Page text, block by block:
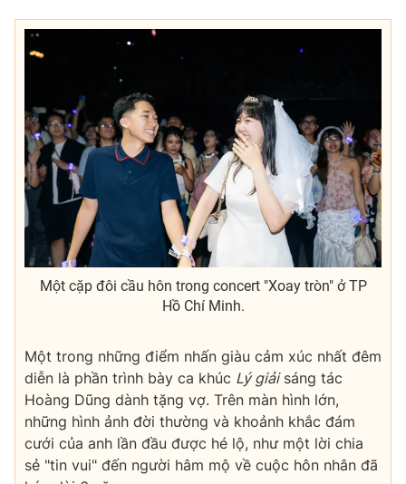
VTV9 VTV8
Liên hệ tòa soạn
THỜI BÁO VTV
Theo dõi báo trên
Cơ quan chủ quản:Đài Truyền hình Việt Nam
Cơ quan báo chí:
Thời báo VTV
Tổng Biên tập:Vũ Thanh Thủy
Phó Tổng Biên tập:
Nguyễn Thị Mỹ Hạnh, Phạm Quốc Thắng,
Nguyễn Trọng Ninh
Tổng đài VTV:
024.38 355 931 - 024.38 355 932
Ðiện thoại Thời báo VTV:024.66 897 897
Một cặp đôi cầu hôn trong concert "Xoay tròn" ở TP
Hồ Chí Minh.
Một trong những điểm nhấn giàu cảm xúc nhất đêm
diễn là phần trình bày ca khúc Lý giảisáng tác
Hoàng Dũng dành tặng vợ. Trên màn hình lớn,
những hình ảnh đời thường và khoảnh khắc đám
cưới của anh lần đầu được hé lộ, như một lời chia
sẻ "tin vui" đến người hâm mộ về cuộc hôn nhân đã